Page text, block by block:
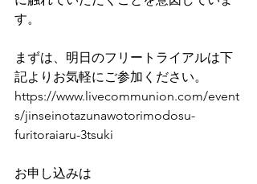
す。
まずは、明日のフリートライアルは下
記よりお気軽にご参加ください。
https://www.livecommunion.com/event
s/jinseinotazunawotorimodosu-
furitoraiaru-3tsuki
お申し込みは